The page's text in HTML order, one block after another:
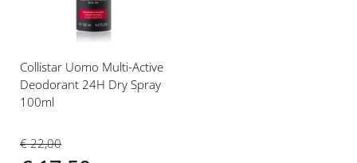
Collistar Uomo Multi-Active
Deodorant 24H Dry Spray
100ml
€ 22,00